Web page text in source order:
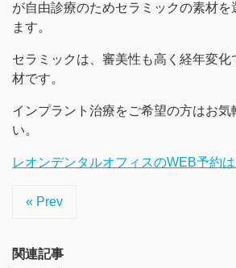
が自由診療のためセラミックの素材を
ます。
セラミックは、審美性も高く経年変
材です。
インプラント治療をご希望の方はお気
い。
レオンデンタルオフィスのWEB予約
« Prev
関連記事